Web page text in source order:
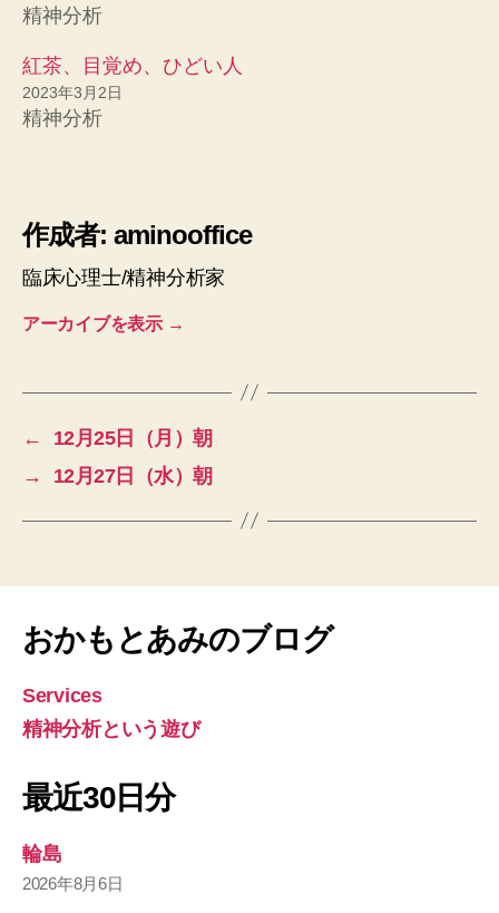
精神分析
紅茶、目覚め、ひどい人
2023年3月2日
精神分析
作成者: aminooffice
臨床心理士/精神分析家
アーカイブを表示 →
←
12月25日（月）朝
→
12月27日（水）朝
おかもとあみのブログ
Services
精神分析という遊び
最近30日分
輪島
2026年8月6日